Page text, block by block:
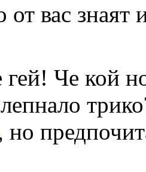
вас знаят
гей! Че кой
но